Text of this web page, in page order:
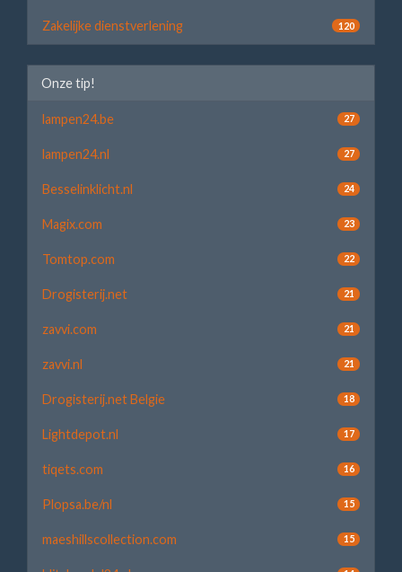
Zakelijke dienstverlening 120
Onze tip!
lampen24.be 27
lampen24.nl 27
Besselinklicht.nl 24
Magix.com 23
Tomtop.com 22
Drogisterij.net 21
zavvi.com 21
zavvi.nl 21
Drogisterij.net Belgie 18
Lightdepot.nl 17
tiqets.com 16
Plopsa.be/nl 15
maeshillscollection.com 15